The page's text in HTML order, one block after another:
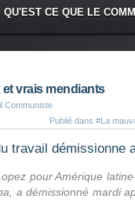
QU'EST CE QUE LE
et vrais mendiants
Communiste
Publié dans #La
pour Amérique
a démissionné mardi